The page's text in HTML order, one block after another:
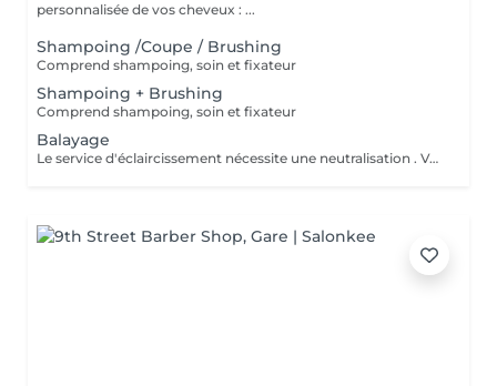
personnalisée de vos cheveux : ...
Shampoing /Coupe / Brushing
Comprend shampoing, soin et fixateur
Shampoing + Brushing
Comprend shampoing, soin et fixateur
Balayage
Le service d'éclaircissement nécessite une neutralisation . Veuillez cliquer sur le service Patine/Gloss